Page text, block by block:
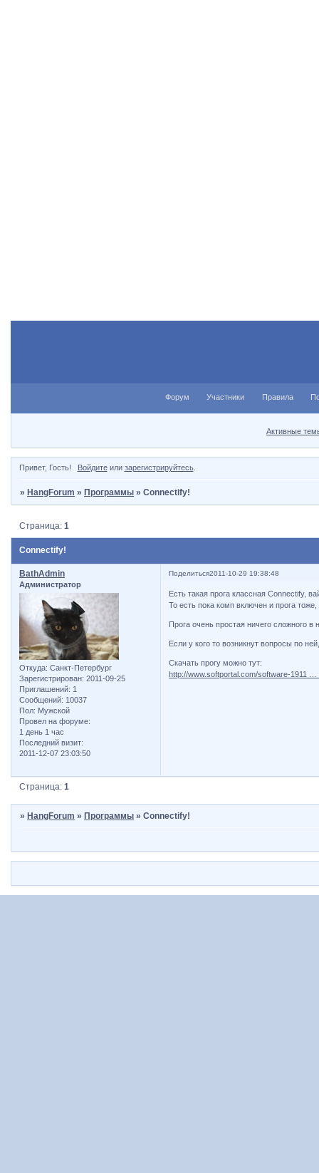
Форум Участники Правила
Активные
Привет, Гость! Войдитеили зарегистрируйтесь.
»HangForum »Программы »Connectify!
Connectify!
Страница:1
Поделиться2011-10-29 19:38:48
BathAdmin
Администратор
Откуда: Санкт-Петербург
Зарегистрирован: 2011-09-25
Приглашений: 1
Сообщений: 10037
Пол: Мужской
Провел на форуме:
1 день 1 час
Последний визит:
2011-12-07 23:03:50
Есть такая прога классная Connectify,
То есть пока комп включен и прога
Прога очень простая ничего сложного в
Если у кого то возникнут вопросы по
Скачать прогу можно тут:
http://www.softportal.com/software-1911 …
Страница:1
» HangForum » Программы »Connectify!